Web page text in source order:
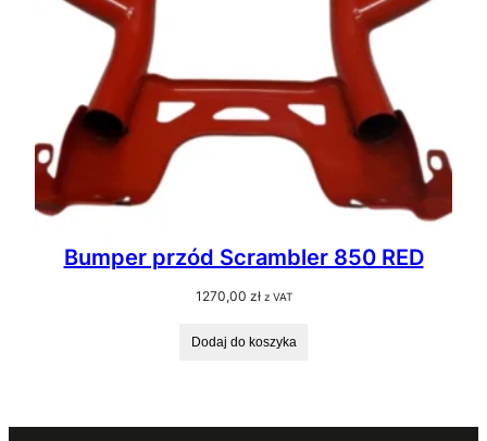
Bumper przód Scrambler 850 RED
1270,00 zł z VAT
Dodaj do koszyka